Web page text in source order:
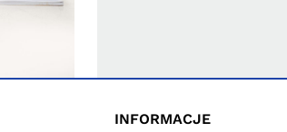
INFORMACJE